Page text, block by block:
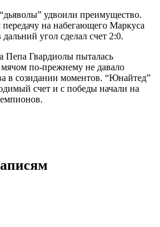
удвоили преимущество.
на набегающего Маркуса
угол сделал счет 2:0.
Пепа Гвардиолы пыталась
мячом по-прежнему не давало
в созидании моментов. “Юнайтед”
счет и с победы начали на